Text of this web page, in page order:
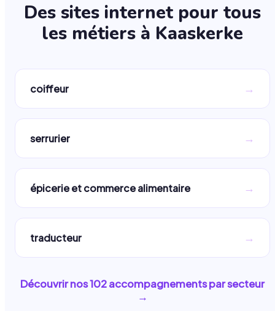
Des sites internet pour tous
les métiers à Kaaskerke
coiffeur →
serrurier →
épicerie et commerce alimentaire →
traducteur →
Découvrir nos102accompagnements par secteur
→